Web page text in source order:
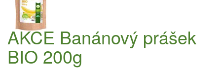
AKCE Banánový prášek
BIO 200g